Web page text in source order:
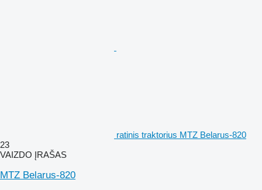
ratinis traktorius MTZ Belarus-820
23
VAIZDO ĮRAŠAS
MTZ Belarus-820